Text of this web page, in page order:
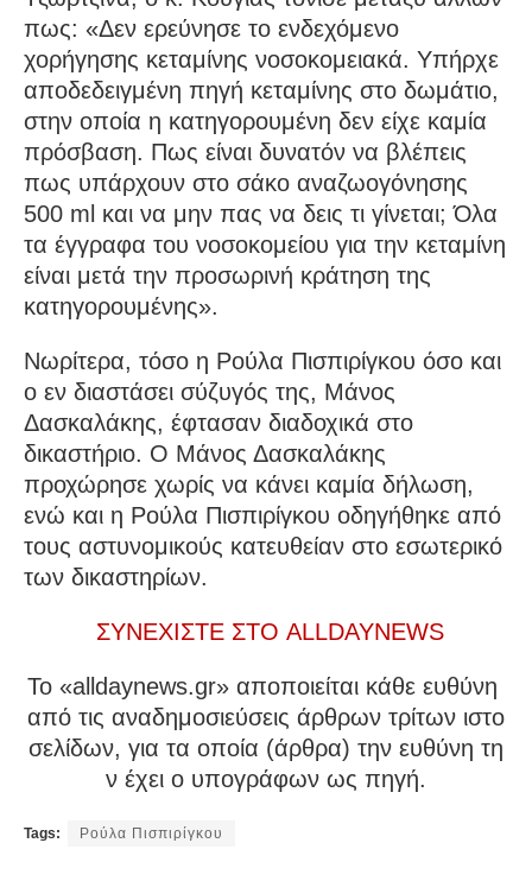
πως: «Δεν ερεύνησε το ενδεχόμενο
χορήγησης κεταμίνης νοσοκομειακά. Υπήρχε
αποδεδειγμένη πηγή κεταμίνης στο δωμάτιο,
στην οποία η κατηγορουμένη δεν είχε καμία
πρόσβαση. Πως είναι δυνατόν να βλέπεις
πως υπάρχουν στο σάκο αναζωογόνησης
500 ml και να μην πας να δεις τι γίνεται; Όλα
τα έγγραφα του νοσοκομείου για την κεταμίνη
είναι μετά την προσωρινή κράτηση της
κατηγορουμένης».
Νωρίτερα, τόσο η Ρούλα Πισπιρίγκου όσο και
ο εν διαστάσει σύζυγός της, Μάνος
Δασκαλάκης, έφτασαν διαδοχικά στο
δικαστήριο. Ο Μάνος Δασκαλάκης
προχώρησε χωρίς να κάνει καμία δήλωση,
ενώ και η Ρούλα Πισπιρίγκου οδηγήθηκε από
τους αστυνομικούς κατευθείαν στο εσωτερικό
των δικαστηρίων.
ΣΥΝΕΧΙΣΤΕ ΣΤΟ ALLDAYNEWS
To «alldaynews.gr» αποποιείται κάθε ευθύνη
από τις αναδημοσιεύσεις άρθρων τρίτων ιστο
σελίδων, για τα οποία (άρθρα) την ευθύνη τη
ν έχει ο υπογράφων ως πηγή.
Tags: Ρούλα Πισπιρίγκου